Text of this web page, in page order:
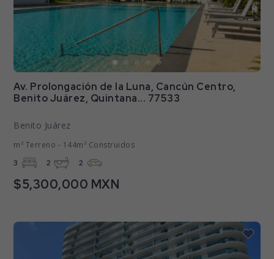
Av. Prolongación de la Luna, Cancún Centro,
Benito Juárez, Quintana... 77533
Benito Juárez
m² Terreno - 144m² Construidos
3 2 2
$5,300,000 MXN